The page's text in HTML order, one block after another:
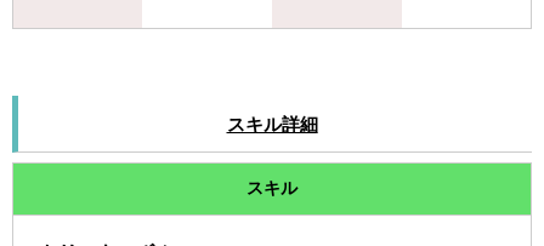
スキル詳細
スキル